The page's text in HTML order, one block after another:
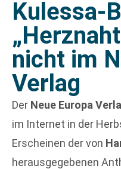
Kulessa-
nicht im
Verlag
Der Neue Europa
im Internet in der
Erscheinen der von
herausgegebenen